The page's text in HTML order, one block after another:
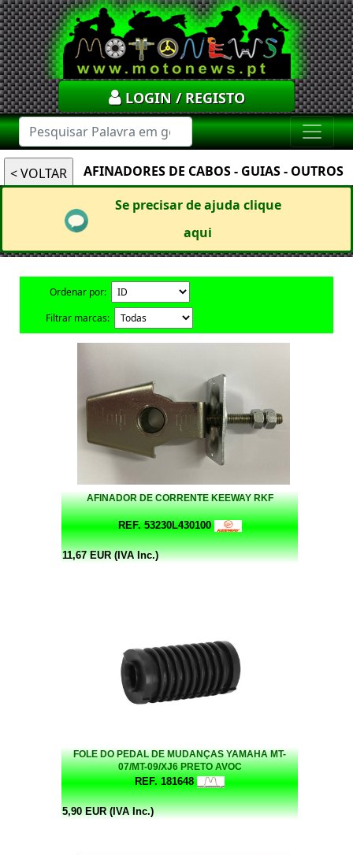
LOGIN / REGISTO
AFINADORES DE CABOS - GUIAS - OUTROS
Se precisar de ajuda clique
aqui
Ordenar por:
Filtrar marcas:
AFINADOR DE CORRENTE KEEWAY RKF
REF. 53230L430100
11,67 EUR (IVA Inc.)
FOLE DO PEDAL DE MUDANÇAS YAMAHA MT-
07/MT-09/XJ6 PRETO AVOC
REF. 181648
5,90 EUR (IVA Inc.)